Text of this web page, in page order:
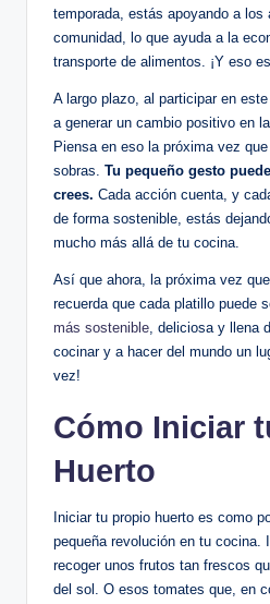
temporada, estás apoyando a los
comunidad, lo que ayuda a la
transporte de alimentos. ¡Y eso
A largo plazo, al participar en
a generar un cambio positivo en
Piensa en eso la próxima vez
sobras. Tu pequeño gesto
crees. Cada acción cuenta, y
de forma sostenible, estás
mucho más allá de tu cocina.
Así que ahora, la próxima vez
recuerda que cada platillo puede
más sostenible, deliciosa y llena
cocinar y a hacer del mundo un
vez!
Cómo Iniciar
Huerto
Iniciar tu propio huerto es como
pequeña revolución en tu cocina.
recoger unos frutos tan frescos
del sol. O esos tomates que, en